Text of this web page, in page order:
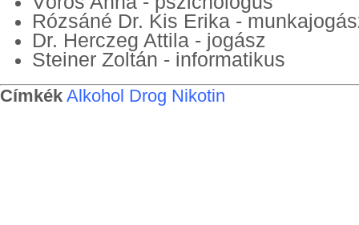
Rózsáné Dr. Kis Erika -
Dr. Herczeg Attila - jogász
Steiner Zoltán - informatikus
Címkék Alkohol Drog Nikotin